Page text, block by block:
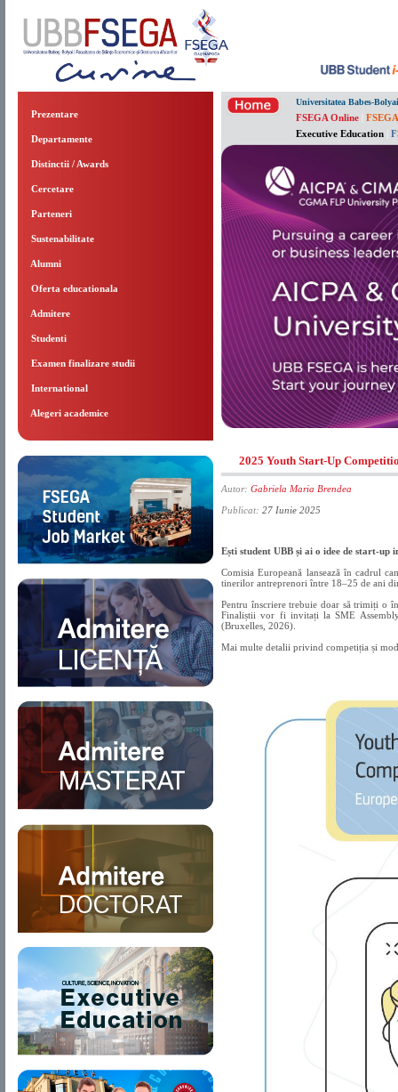
Prezentare
Departamente
Distinctii / Awards
Cercetare
Parteneri
Sustenabilitate
Alumni
Oferta educationala
Admitere
Studenti
Examen finalizare studii
International
Alegeri academice
Universitatea Babes-Bolyai
FSEGA Online
Executive Education
2025 Youth Start-Up
Autor: Gabriela Maria Brendea
Publicat: 27 Iunie 2025
Ești student UBB și ai o idee de start-
Comisia Europeană lansează în cadrul
tinerilor antreprenori între 18–25 de ani
Pentru înscriere trebuie doar să trimiți o
Finaliștii vor fi invitați la SME
(Bruxelles, 2026).
Mai multe detalii privind competiția și